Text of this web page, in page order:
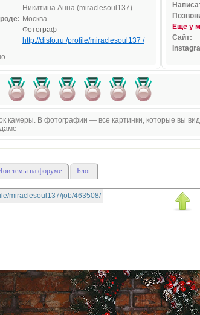
Никитина Анна (miraclesoul137)
Москва
Фотограф
http://disfo.ru /profile/miraclesoul137 /
Ещё у
Сайт:
камеры. В фотографии — все картинки, которые вы
темы на форуме Блог
miraclesoul137/job/463508/